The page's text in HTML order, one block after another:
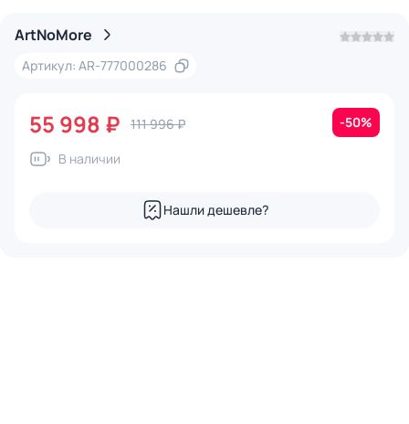
ArtNoMore
Артикул: AR-777000286
55 998 ₽ 111 996 ₽ -50%
В наличии
Нашли дешевле?